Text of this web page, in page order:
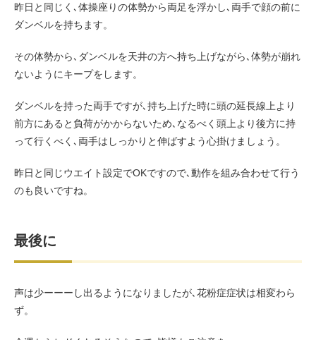
昨日と同じく､体操座りの体勢から両足を浮かし､両手で顔の前に
ダンベルを持ちます。
その体勢から､ダンベルを天井の方へ持ち上げながら､体勢が崩れ
ないようにキープをします。
ダンベルを持った両手ですが､持ち上げた時に頭の延長線上より
前方にあると負荷がかからないため､なるべく頭上より後方に持
って行くべく､両手はしっかりと伸ばすよう心掛けましょう。
昨日と同じウエイト設定でOKですので､動作を組み合わせて行う
のも良いですね。
最後に
声は少ーーーし出るようになりましたが､花粉症症状は相変わら
ず。